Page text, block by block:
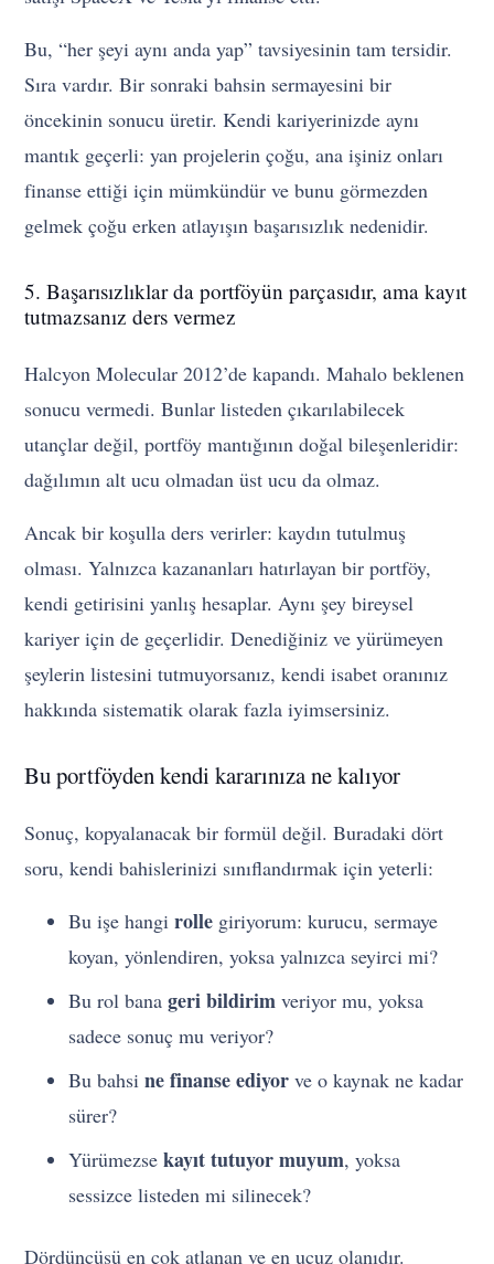
Bu, “her şeyi aynı anda yap” tavsiyesinin tam tersidir.
Sıra vardır. Bir sonraki bahsin sermayesini bir
öncekinin sonucu üretir. Kendi kariyerinizde aynı
mantık geçerli: yan projelerin çoğu, ana işiniz onları
finanse ettiği için mümkündür ve bunu görmezden
gelmek çoğu erken atlayışın başarısızlık nedenidir.
5. Başarısızlıklar da portföyün parçasıdır, ama kayıt
tutmazsanız ders vermez
Halcyon Molecular 2012’de kapandı. Mahalo beklenen
sonucu vermedi. Bunlar listeden çıkarılabilecek
utançlar değil, portföy mantığının doğal bileşenleridir:
dağılımın alt ucu olmadan üst ucu da olmaz.
Ancak bir koşulla ders verirler: kaydın tutulmuş
olması. Yalnızca kazananları hatırlayan bir portföy,
kendi getirisini yanlış hesaplar. Aynı şey bireysel
kariyer için de geçerlidir. Denediğiniz ve yürümeyen
şeylerin listesini tutmuyorsanız, kendi isabet oranınız
hakkında sistematik olarak fazla iyimsersiniz.
Bu portföyden kendi kararınıza ne kalıyor
Sonuç, kopyalanacak bir formül değil. Buradaki dört
soru, kendi bahislerinizi sınıflandırmak için yeterli:
Bu işe hangirolle giriyorum: kurucu, sermaye
koyan, yönlendiren, yoksa yalnızca seyirci mi?
Bu rol banageri bildirim veriyor mu, yoksa
sadece sonuç mu veriyor?
Bu bahsine finanse ediyor ve o kaynak ne kadar
sürer?
Yürümezsekayıt tutuyor muyum, yoksa
sessizce listeden mi silinecek?
Dördüncüsü en çok atlanan ve en ucuz olanıdır.